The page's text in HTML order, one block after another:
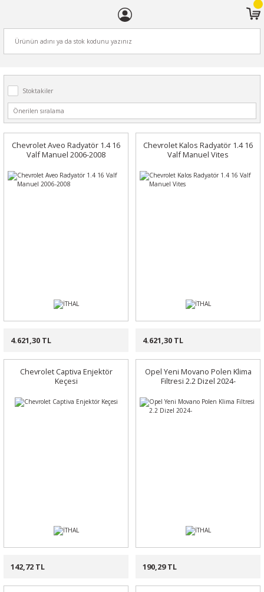
Stoktakiler
Chevrolet Aveo Radyatör 1.4 16
Valf Manuel 2006-2008
4.621,30 TL
Chevrolet Kalos Radyatör 1.4 16
Valf Manuel Vites
4.621,30 TL
Chevrolet Captiva Enjektör
Keçesi
142,72 TL
Opel Yeni Movano Polen Klima
Filtresi 2.2 Dizel 2024-
190,29 TL